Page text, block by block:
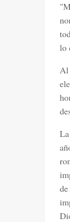
lo
Al